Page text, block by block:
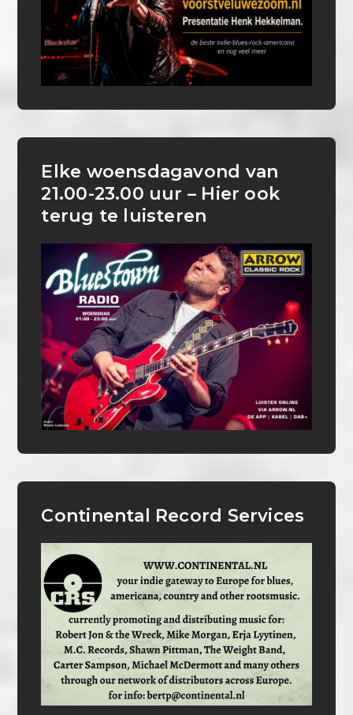
Elke woensdagavond van
21.00-23.00 uur – Hier ook
terug te luisteren
Continental Record Services